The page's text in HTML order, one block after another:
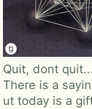
Quit, dont
There is a
ut today is a